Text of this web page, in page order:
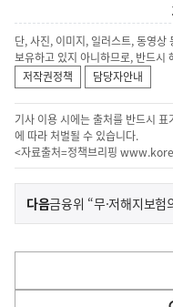
단, 사진, 이미지, 일러스트, 동영
보유하고 있지 아니하므로, 반드시
저작권정책
담당자안내
기사 이용 시에는 출처를 반드시 표
에 따라 처벌될 수 있습니다.
<자료출처=정책브리핑
이
전
다
음
다음기
사